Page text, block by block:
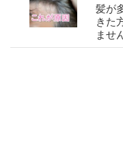
髪が
きた
ませ